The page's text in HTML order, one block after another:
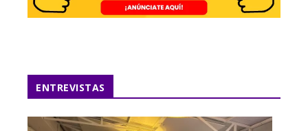
ENTREVISTAS